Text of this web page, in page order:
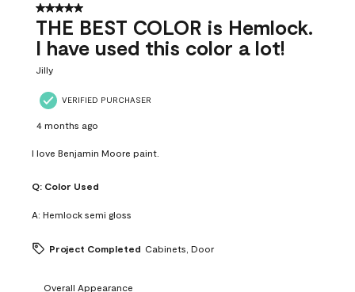
5 out of 5 stars.
THE BEST COLOR is Hemlock.
I have used this color a lot!
Jilly
VERIFIED PURCHASER
4 months ago
I love Benjamin Moore paint.
Q: Color Used
A: Hemlock semi gloss
Project Completed Cabinets, Door
Overall Appearance